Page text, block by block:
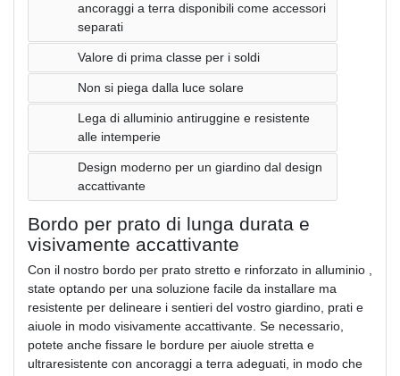
ancoraggi a terra disponibili come accessori
separati
Valore di prima classe per i soldi
Non si piega dalla luce solare
Lega di alluminio antiruggine e resistente
alle intemperie
Design moderno per un giardino dal design
accattivante
Bordo per prato di lunga durata e
visivamente accattivante
Con il nostro bordo per prato stretto e rinforzato in alluminio ,
state optando per una soluzione facile da installare ma
resistente per delineare i sentieri del vostro giardino, prati e
aiuole in modo visivamente accattivante. Se necessario,
potete anche fissare le bordure per aiuole stretta e
ultraresistente con ancoraggi a terra adeguati, in modo che